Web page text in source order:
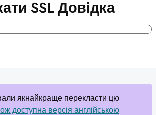
SSL Довідка
якнайкраще перекласти цю
доступна версія англійською